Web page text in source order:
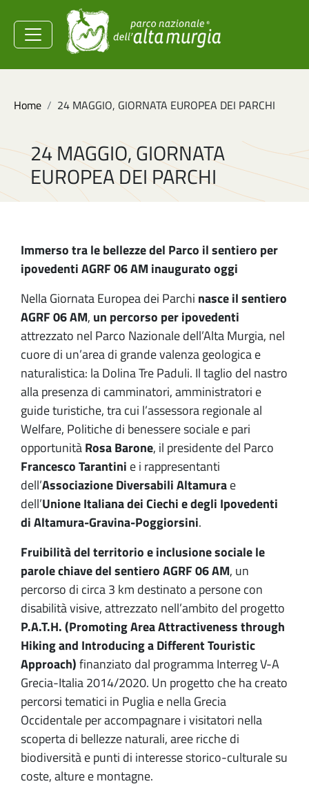
Salta al contenuto principale
della Sicurezza
Energetica
Home
24 MAGGIO, GIORNATA EUROPEA DEI PARCHI
24 MAGGIO, GIORNATA
EUROPEA DEI PARCHI
Immerso tra le bellezze del Parco il sentiero per
ipovedenti AGRF 06 AM inaugurato oggi
Nella Giornata Europea dei Parchi nasce il sentiero
AGRF 06 AM, un percorso per ipovedenti
attrezzato nel Parco Nazionale dell’Alta Murgia, nel
cuore di un’area di grande valenza geologica e
naturalistica: la Dolina Tre Paduli. Il taglio del nastro
alla presenza di camminatori, amministratori e
guide turistiche, tra cui l’assessora regionale al
Welfare, Politiche di benessere sociale e pari
opportunitàRosa Barone, il presidente del Parco
Francesco Tarantini e i rappresentanti
dell’Associazione Diversabili Altamurae
dell’Unione Italiana dei Ciechi e degli Ipovedenti
di Altamura-Gravina-Poggiorsini.
Fruibilità del territorio e inclusione sociale le
parole chiave del sentiero AGRF 06 AM, un
percorso di circa 3 km destinato a persone con
disabilità visive, attrezzato nell’ambito del progetto
P.A.T.H.(Promoting Area Attractiveness through
Hiking and Introducing a Different Touristic
Approach)finanziato dal programma Interreg V-A
Grecia-Italia 2014/2020. Un progetto che ha creato
percorsi tematici in Puglia e nella Grecia
Occidentale per accompagnare i visitatori nella
scoperta di bellezze naturali, aree ricche di
biodiversità e punti di interesse storico-culturale su
coste, alture e montagne.